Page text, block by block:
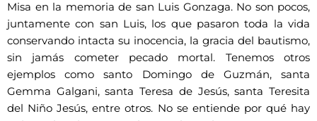
Misa en la memoria de san Luis Gonzaga. No son pocos,
juntamente con san Luis, los que pasaron toda la vida
conservando intacta su inocencia, la gracia del bautismo,
sin jamás cometer pecado mortal. Tenemos otros
ejemplos como santo Domingo de Guzmán, santa
Gemma Galgani, santa Teresa de Jesús, santa Teresita
del Niño Jesús, entre otros. No se entiende por qué hay